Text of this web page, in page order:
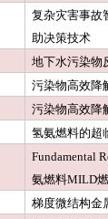
复杂灾害事故
助决策技术
地下水污染物
污染物高效降
污染物高效降
氢氨燃料的超
Fundamental
氨燃料MILD
梯度微结构金